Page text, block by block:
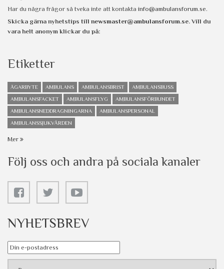
Har du några frågor så tveka inte att kontakta info@ambulansforum.se.
Skicka gärna nyhetstips till newsmaster@ambulansforum.se. Vill du
vara helt anonym klickar du på:
Etiketter
ÄGARBYTE AMBULANS AMBULANSBRIST
AMBULANSBUSS
AMBULANSFACKET
AMBULANSFLYG
AMBULANSFÖRBUNDET
AMBULANSNEDDRAGNINGARNA
AMBULANSPERSONAL
AMBULANSSJUKVÅRDEN
Mer
Följ oss och andra på sociala kanaler
NYHETSBREV